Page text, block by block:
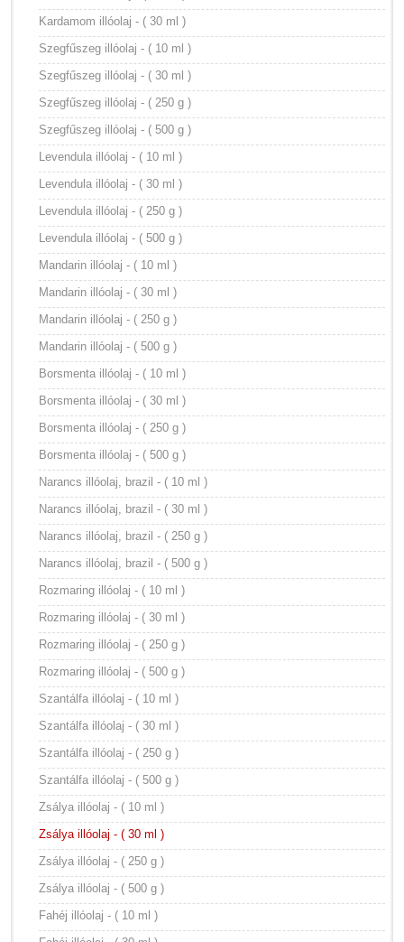
Kardamom illóolaj - ( 30 ml )
Szegfűszeg illóolaj - ( 10 ml )
Szegfűszeg illóolaj - ( 30 ml )
Szegfűszeg illóolaj - ( 250 g )
Szegfűszeg illóolaj - ( 500 g )
Levendula illóolaj - ( 10 ml )
Levendula illóolaj - ( 30 ml )
Levendula illóolaj - ( 250 g )
Levendula illóolaj - ( 500 g )
Mandarin illóolaj - ( 10 ml )
Mandarin illóolaj - ( 30 ml )
Mandarin illóolaj - ( 250 g )
Mandarin illóolaj - ( 500 g )
Borsmenta illóolaj - ( 10 ml )
Borsmenta illóolaj - ( 30 ml )
Borsmenta illóolaj - ( 250 g )
Borsmenta illóolaj - ( 500 g )
Narancs illóolaj, brazil - ( 10 ml )
Narancs illóolaj, brazil - ( 30 ml )
Narancs illóolaj, brazil - ( 250 g )
Narancs illóolaj, brazil - ( 500 g )
Rozmaring illóolaj - ( 10 ml )
Rozmaring illóolaj - ( 30 ml )
Rozmaring illóolaj - ( 250 g )
Rozmaring illóolaj - ( 500 g )
Szantálfa illóolaj - ( 10 ml )
Szantálfa illóolaj - ( 30 ml )
Szantálfa illóolaj - ( 250 g )
Szantálfa illóolaj - ( 500 g )
Zsálya illóolaj - ( 10 ml )
Zsálya illóolaj - ( 30 ml )
Zsálya illóolaj - ( 250 g )
Zsálya illóolaj - ( 500 g )
Fahéj illóolaj - ( 10 ml )